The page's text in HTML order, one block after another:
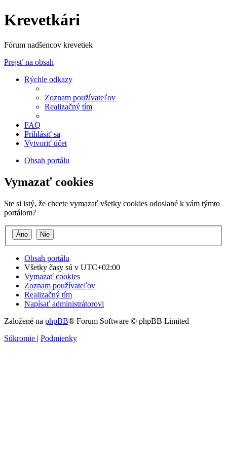
Krevetkári
Fórum nadšencov krevetiek
Prejsť na obsah
Rýchle odkazy
Zoznam používateľov
Realizačný tím
FAQ
Prihlásiť sa
Vytvoriť účet
Obsah portálu
Vymazať cookies
Ste si istý, že chcete vymazať všetky cookies odoslané k vám týmto
portálom?
Obsah portálu
Všetky časy sú v UTC+02:00
Vymazať cookies
Zoznam používateľov
Realizačný tím
Napísať administrátorovi
Založené na phpBB® Forum Software © phpBB Limited
Súkromie | Podmienky